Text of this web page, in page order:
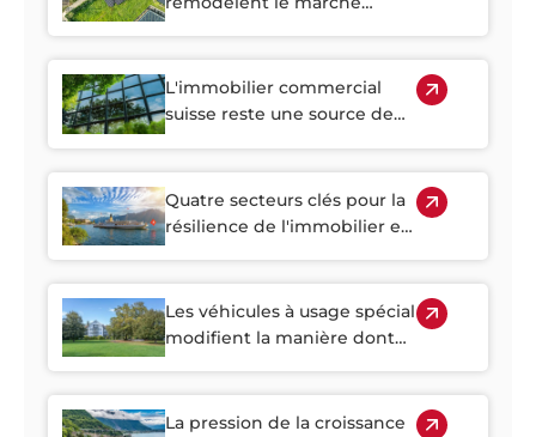
L'immobilier commercial
suisse reste une source de
Quatre secteurs clés pour la
résilience de l'immobilier en
Les véhicules à usage spécial
modifient la manière dont
l'immobilier suisse
La pression de la croissance